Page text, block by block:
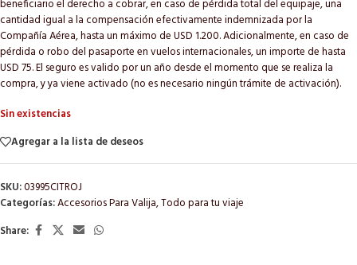
beneficiario el derecho a cobrar, en caso de pérdida total del equipaje, una
cantidad igual a la compensación efectivamente indemnizada por la
Compañía Aérea, hasta un máximo de USD 1.200. Adicionalmente, en caso de
pérdida o robo del pasaporte en vuelos internacionales, un importe de hasta
USD 75. El seguro es valido por un año desde el momento que se realiza la
compra, y ya viene activado (no es necesario ningún trámite de activación).
Sin existencias
Agregar a la lista de deseos
SKU:03995CITROJ
Categorías:Accesorios Para Valija,Todo para tu viaje
Share: